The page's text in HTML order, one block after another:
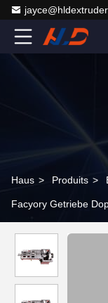
Haus > Produits >
Facyory Getriebe